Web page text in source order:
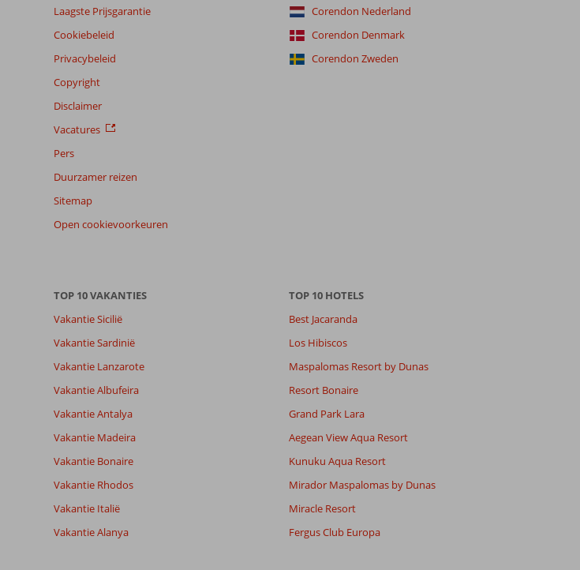
Laagste Prijsgarantie
Cookiebeleid
Privacybeleid
Copyright
Disclaimer
Vacatures
Pers
Duurzamer reizen
Sitemap
Open cookievoorkeuren
Corendon Nederland
Corendon Denmark
Corendon Zweden
TOP 10 VAKANTIES
Vakantie Sicilië
Vakantie Sardinië
Vakantie Lanzarote
Vakantie Albufeira
Vakantie Antalya
Vakantie Madeira
Vakantie Bonaire
Vakantie Rhodos
Vakantie Italië
Vakantie Alanya
TOP 10 HOTELS
Best Jacaranda
Los Hibiscos
Maspalomas Resort by Dunas
Resort Bonaire
Grand Park Lara
Aegean View Aqua Resort
Kunuku Aqua Resort
Mirador Maspalomas by Dunas
Miracle Resort
Fergus Club Europa